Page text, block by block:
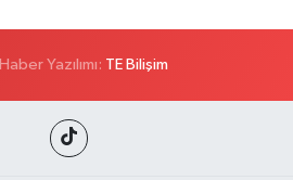
Haber Yazılımı: TE Bilişim